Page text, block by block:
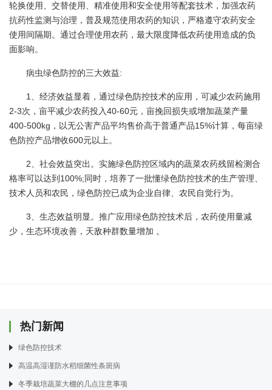
轮换使用、交替使用、精准使用和安全使用等配套技术，加强农药
抗药性监测与治理，普及规范使用农药的知识，严格遵守农药安全
使用间隔期。通过合理使用农药，最大限度降低农药使用造成的负
面影响。
病虫绿色防控的三大效益:
1、经济效益显着，通过绿色防控技术的应用，可减少农药施用
2-3次，亩平减少农药投入40-60元，亩挽回损失或增加蔬菜产量
400-500kg，以无公害产品平均售价高于普通产品15%计算，每亩绿
色防控产品增收600元以上。
2、社会效益突出。实施绿色防控区域内的蔬菜农药残留检测合
格率可以达到100%;同时，培养了一批懂绿色防控技术的生产管理、
技术人员和农民，绿色防控已成为企业自律、农民自觉行为。
3、生态效益明显。推广应用绿色防控技术后，农药使用量减
少，生态环境改善，天敌种群数量增加 。
热门新闻
绿色防控技术
高温高湿谨防水稻细菌性条斑病
冬季栽培蔬菜大棚的几点注意事项